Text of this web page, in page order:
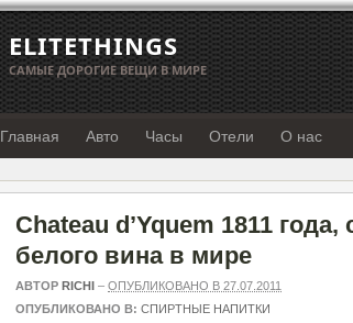
ELITETHINGS
САМЫЕ ДОРОГИЕ ВЕЩИ В МИРЕ
Главная Авто Часы Отели О нас
Chateau d’Yquem 1811
белого вина в мире
АВТОР RICHI – ОПУБЛИКОВАНО В 27.07.2011
ОПУБЛИКОВАНО В: СПИРТНЫЕ НАПИТКИ